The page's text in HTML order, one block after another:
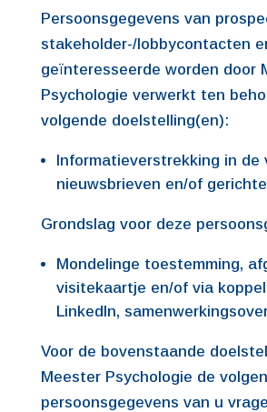
Persoonsgegevens van
stakeholder-/lobbycontacten
geïnteresseerde worden door
Psychologie verwerkt ten
volgende doelstelling(en):
Informatieverstrekking in de
nieuwsbrieven en/of
Grondslag voor deze
Mondelinge toestemming,
visitekaartje en/of via
LinkedIn,
Voor de bovenstaande
Meester Psychologie de
persoonsgegevens van u